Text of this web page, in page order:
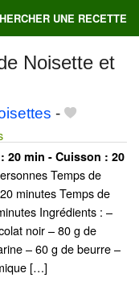
UNE RECETTE
Noisette et
-
20 min - Cuisson : 20
Temps de
minutes Temps de
Ingrédients : –
noir – 80 g de
– 60 g de beurre –
[…]